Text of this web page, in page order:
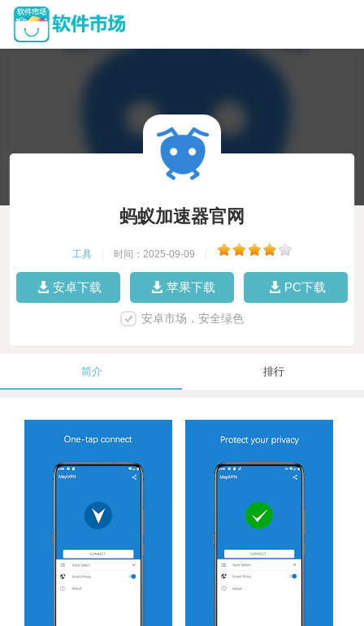
蚂蚁加速器官网
工具 时间：2025-09-09
安卓下载 苹果下载 PC下载
安卓市场，安全绿色
简介 排行